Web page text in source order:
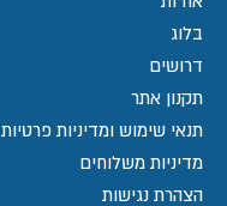
בלוג
דרושים
תקנון אתר
תנאי שימוש ומדיניות פרטיות
מדיניות משלוחים
הצהרת נגישות